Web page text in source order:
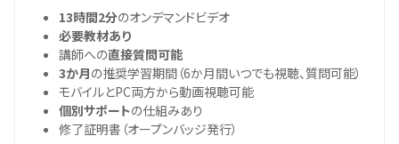
13時間2分のオンデマンドビデオ
必要教材あり
講師への直接質問可能
3か月の推奨学習期間（6か月間いつでも視聴、質問可能）
モバイルとPC両方から動画視聴可能
個別サポートの仕組みあり
修了証明書（オープンバッジ発行）